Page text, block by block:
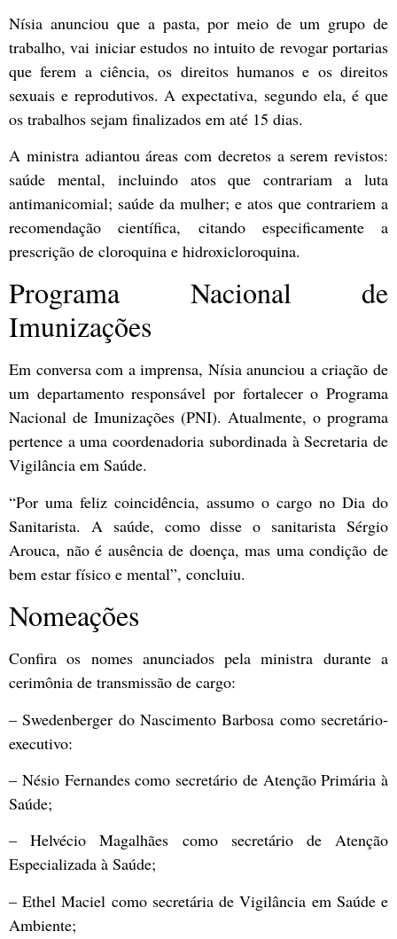
Nísia anunciou que a pasta, por meio de um grupo de
trabalho, vai iniciar estudos no intuito de revogar portarias
que ferem a ciência, os direitos humanos e os direitos
sexuais e reprodutivos. A expectativa, segundo ela, é que
os trabalhos sejam finalizados em até 15 dias.
A ministra adiantou áreas com decretos a serem revistos:
saúde mental, incluindo atos que contrariam a luta
antimanicomial; saúde da mulher; e atos que contrariem a
recomendação científica, citando especificamente a
prescrição de cloroquina e hidroxicloroquina.
Programa Nacional de
Imunizações
Em conversa com a imprensa, Nísia anunciou a criação de
um departamento responsável por fortalecer o Programa
Nacional de Imunizações (PNI). Atualmente, o programa
pertence a uma coordenadoria subordinada à Secretaria de
Vigilância em Saúde.
“Por uma feliz coincidência, assumo o cargo no Dia do
Sanitarista. A saúde, como disse o sanitarista Sérgio
Arouca, não é ausência de doença, mas uma condição de
bem estar físico e mental”, concluiu.
Nomeações
Confira os nomes anunciados pela ministra durante a
cerimônia de transmissão de cargo:
– Swedenberger do Nascimento Barbosa como secretário-
executivo:
– Nésio Fernandes como secretário de Atenção Primária à
Saúde;
– Helvécio Magalhães como secretário de Atenção
Especializada à Saúde;
– Ethel Maciel como secretária de Vigilância em Saúde e
Ambiente;